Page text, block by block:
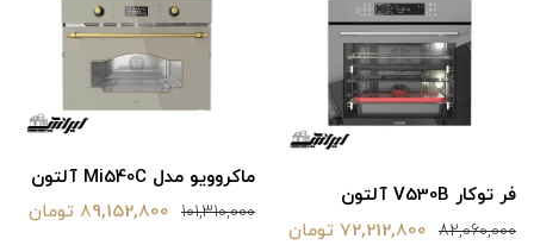
فر توکار V530B آلتون
82,060,000 72,212,800 تومان
ماکروویو مدل Mi540C آلتون
101,310,000 89,152,800 تومان